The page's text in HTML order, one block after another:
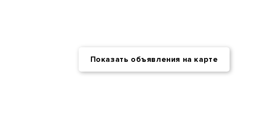
Показать объявления на карте